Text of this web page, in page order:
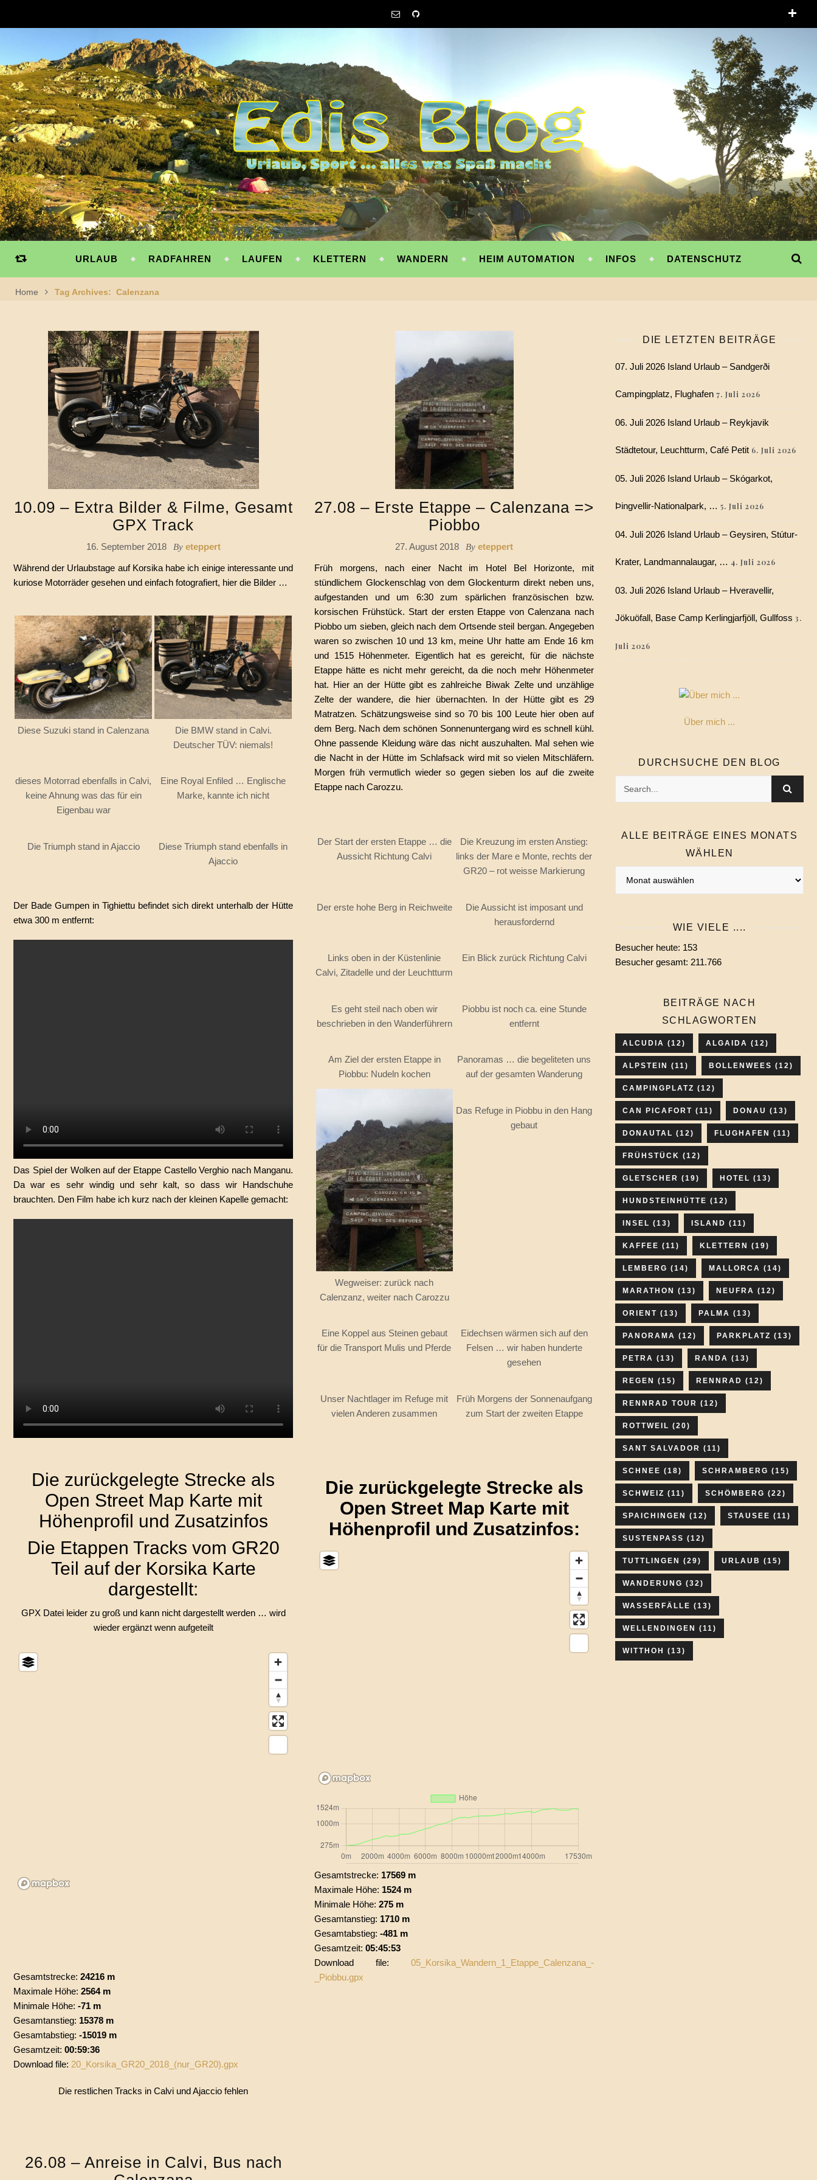
URLAUB RADFAHREN LAUFEN KLETTERN WANDERN HEIM AUTOMATION INFOS DATENSCHUTZ
Home Tag Archives: Calenzana
10.09 – Extra Bilder & Filme, Gesamt
GPX Track
16. September 2018 By eteppert
Während der Urlaubstage auf Korsika habe ich einige interessante und
kuriose Motorräder gesehen und einfach fotografiert, hier die Bilder …
Diese Suzuki stand in Calenzana
Die BMW stand in Calvi.
Deutscher TÜV: niemals!
dieses Motorrad ebenfalls in Calvi,
keine Ahnung was das für ein
Eigenbau war
Eine Royal Enfiled … Englische
Marke, kannte ich nicht
Die Triumph stand in Ajaccio
Diese Triumph stand ebenfalls in
Ajaccio
Der Bade Gumpen in Tighiettu befindet sich direkt unterhalb der Hütte
etwa 300 m entfernt:
Das Spiel der Wolken auf der Etappe Castello Verghio nach Manganu.
Da war es sehr windig und sehr kalt, so dass wir Handschuhe
brauchten. Den Film habe ich kurz nach der kleinen Kapelle gemacht:
Die zurückgelegte Strecke als
Open Street Map Karte mit
Höhenprofil und Zusatzinfos
Die Etappen Tracks vom GR20
Teil auf der Korsika Karte
dargestellt:
GPX Datei leider zu groß und kann nicht dargestellt werden … wird
wieder ergänzt wenn aufgeteilt
Gesamtstrecke: 24216 m
Maximale Höhe: 2564 m
Minimale Höhe: -71 m
Gesamtanstieg: 15378 m
Gesamtabstieg: -15019 m
Gesamtzeit: 00:59:36
Download file: 20_Korsika_GR20_2018_(nur_GR20).gpx
Die restlichen Tracks in Calvi und Ajaccio fehlen
27.08 – Erste Etappe – Calenzana =>
Piobbo
27. August 2018 By eteppert
Früh morgens, nach einer Nacht im Hotel Bel Horizonte, mit
stündlichem Glockenschlag von dem Glockenturm direkt neben uns,
aufgestanden und um 6:30 zum spärlichen französischen bzw.
korsischen Frühstück. Start der ersten Etappe von Calenzana nach
Piobbo um sieben, gleich nach dem Ortsende steil bergan. Angegeben
waren so zwischen 10 und 13 km, meine Uhr hatte am Ende 16 km
und 1515 Höhenmeter. Eigentlich hat es gereicht, für die nächste
Etappe hätte es nicht mehr gereicht, da die noch mehr Höhenmeter
hat. Hier an der Hütte gibt es zahlreiche Biwak Zelte und unzählige
Zelte der wandere, die hier übernachten. In der Hütte gibt es 29
Matratzen. Schätzungsweise sind so 70 bis 100 Leute hier oben auf
dem Berg. Nach dem schönen Sonnenuntergang wird es schnell kühl.
Ohne passende Kleidung wäre das nicht auszuhalten. Mal sehen wie
die Nacht in der Hütte im Schlafsack wird mit so vielen Mitschläfern.
Morgen früh vermutlich wieder so gegen sieben los auf die zweite
Etappe nach Carozzu.
Der Start der ersten Etappe … die
Aussicht Richtung Calvi
Die Kreuzung im ersten Anstieg:
links der Mare e Monte, rechts der
GR20 – rot weisse Markierung
Der erste hohe Berg in Reichweite
Die Aussicht ist imposant und
herausfordernd
Links oben in der Küstenlinie
Calvi, Zitadelle und der Leuchtturm
Ein Blick zurück Richtung Calvi
Es geht steil nach oben wir
beschrieben in den Wanderführern
Piobbu ist noch ca. eine Stunde
entfernt
Am Ziel der ersten Etappe in
Piobbu: Nudeln kochen
Panoramas … die begeliteten uns
auf der gesamten Wanderung
Wegweiser: zurück nach
Calenzanz, weiter nach Carozzu
Das Refuge in Piobbu in den Hang
gebaut
Eine Koppel aus Steinen gebaut
für die Transport Mulis und Pferde
Eidechsen wärmen sich auf den
Felsen … wir haben hunderte
gesehen
Unser Nachtlager im Refuge mit
vielen Anderen zusammen
Früh Morgens der Sonnenaufgang
zum Start der zweiten Etappe
Die zurückgelegte Strecke als
Open Street Map Karte mit
Höhenprofil und Zusatzinfos:
Gesamtstrecke: 17569 m
Maximale Höhe: 1524 m
Minimale Höhe: 275 m
Gesamtanstieg: 1710 m
Gesamtabstieg: -481 m
Gesamtzeit: 05:45:53
Download file: 05_Korsika_Wandern_1_Etappe_Calenzana_-
_Piobbu.gpx
26.08 – Anreise in Calvi, Bus nach
DIE LETZTEN BEITRÄGE
07. Juli 2026 Island Urlaub – Sandgerði
Campingplatz, Flughafen 7. Juli 2026
06. Juli 2026 Island Urlaub – Reykjavik
Städtetour, Leuchtturm, Café Petit 6. Juli 2026
05. Juli 2026 Island Urlaub – Skógarkot,
Þingvellir-Nationalpark, … 5. Juli 2026
04. Juli 2026 Island Urlaub – Geysiren, Stútur-
Krater, Landmannalaugar, … 4. Juli 2026
03. Juli 2026 Island Urlaub – Hveravellir,
Jökuöfall, Base Camp Kerlingjarfjöll, Gullfoss 3.
Juli 2026
Über mich ...
DURCHSUCHE DEN BLOG
ALLE BEITRÄGE EINES MONATS
WÄHLEN
wählen
WIE VIELE ....
Besucher heute: 153
Besucher gesamt: 211.766
BEITRÄGE NACH
SCHLAGWORTEN
ALCUDIA (12) ALGAIDA (12)
ALPSTEIN (11) BOLLENWEES (12)
CAMPINGPLATZ (12)
CAN PICAFORT (11) DONAU (13)
DONAUTAL (12) FLUGHAFEN (11)
FRÜHSTÜCK (12)
GLETSCHER (19) HOTEL (13)
HUNDSTEINHÜTTE (12)
INSEL (13) ISLAND (11)
KAFFEE (11) KLETTERN (19)
LEMBERG (14) MALLORCA (14)
MARATHON (13) NEUFRA (12)
ORIENT (13) PALMA (13)
PANORAMA (12) PARKPLATZ (13)
PETRA (13) RANDA (13)
REGEN (15) RENNRAD (12)
RENNRAD TOUR (12)
ROTTWEIL (20)
SANT SALVADOR (11)
SCHNEE (18) SCHRAMBERG (15)
SCHWEIZ (11) SCHÖMBERG (22)
SPAICHINGEN (12) STAUSEE (11)
SUSTENPASS (12)
TUTTLINGEN (29) URLAUB (15)
WANDERUNG (32)
WASSERFÄLLE (13)
WELLENDINGEN (11)
WITTHOH (13)